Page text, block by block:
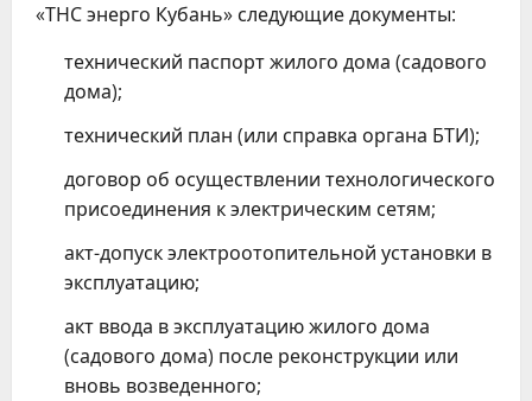
«ТНС энерго Кубань» следующие документы:
технический паспорт жилого дома (садового
дома);
технический план (или справка органа БТИ);
договор об осуществлении технологического
присоединения к электрическим сетям;
акт-допуск электроотопительной установки в
эксплуатацию;
акт ввода в эксплуатацию жилого дома
(садового дома) после реконструкции или
вновь возведенного;